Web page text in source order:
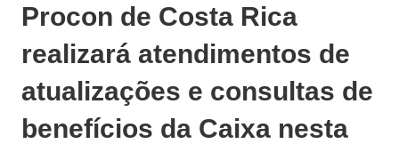
Procon de Costa Rica
realizará atendimentos de
atualizações e consultas de
benefícios da Caixa nesta